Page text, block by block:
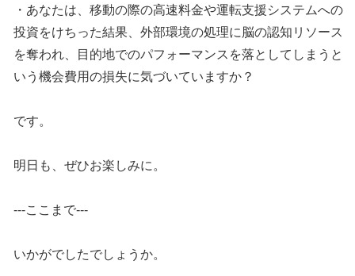
・あなたは、移動の際の高速料金や運転支援システムへの
投資をけちった結果、外部環境の処理に脳の認知リソース
を奪われ、目的地でのパフォーマンスを落としてしまうと
いう機会費用の損失に気づいていますか？
です。
明日も、ぜひお楽しみに。
---ここまで---
いかがでしたでしょうか。